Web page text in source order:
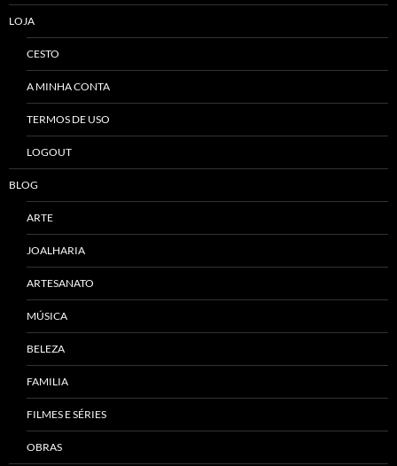
LOJA
CESTO
A MINHA CONTA
TERMOS DE USO
LOGOUT
BLOG
ARTE
JOALHARIA
ARTESANATO
MÚSICA
BELEZA
FAMILIA
FILMES E SÉRIES
OBRAS